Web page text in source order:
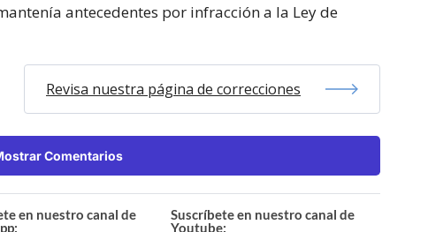
antecedentes por infracción a la Ley de
Revisa nuestra página de correcciones
Comentarios
en nuestro canal de
Suscríbete en nuestro canal de
Youtube: